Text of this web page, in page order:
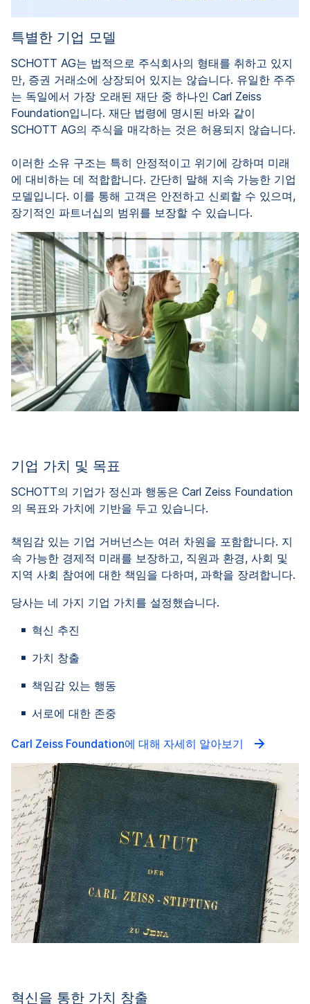
특별한 기업 모델
SCHOTT AG는 법적으로 주식회사의 형태를 취하고 있지
만, 증권 거래소에 상장되어 있지는 않습니다. 유일한 주주
는 독일에서 가장 오래된 재단 중 하나인 Carl Zeiss
Foundation입니다. 재단 법령에 명시된 바와 같이
SCHOTT AG의 주식을 매각하는 것은 허용되지 않습니다.
이러한 소유 구조는 특히 안정적이고 위기에 강하며 미래
에 대비하는 데 적합합니다. 간단히 말해 지속 가능한 기업
모델입니다. 이를 통해 고객은 안전하고 신뢰할 수 있으며,
장기적인 파트너십의 범위를 보장할 수 있습니다.
기업 가치 및 목표
SCHOTT의 기업가 정신과 행동은 Carl Zeiss Foundation
의 목표와 가치에 기반을 두고 있습니다.
책임감 있는 기업 거버넌스는 여러 차원을 포함합니다. 지
속 가능한 경제적 미래를 보장하고, 직원과 환경, 사회 및
지역 사회 참여에 대한 책임을 다하며, 과학을 장려합니다.
당사는 네 가지 기업 가치를 설정했습니다.
혁신 추진
가치 창출
책임감 있는 행동
서로에 대한 존중
Carl Zeiss Foundation에 대해 자세히 알아보기
혁신을 통한 가치 창출